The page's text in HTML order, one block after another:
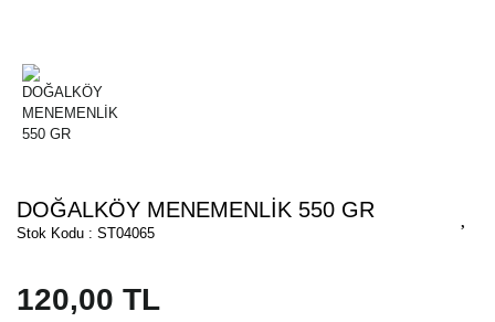
DOĞALKÖY MENEMENLİK 550 GR
Stok Kodu : ST04065
120,00 TL